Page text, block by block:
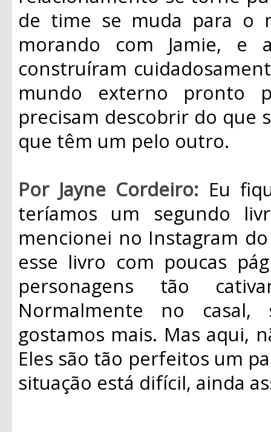
de time se muda para o
morando com Jamie, e
construíram
mundo externo pronto
precisam descobrir do que
que têm um pelo outro.
Por Jayne Cordeiro: Eu
teríamos um segundo
mencionei no Instagram
esse livro com poucas
personagens tão
Normalmente no
gostamos mais. Mas aqui,
Eles são tão perfeitos um
situação está difícil, ainda